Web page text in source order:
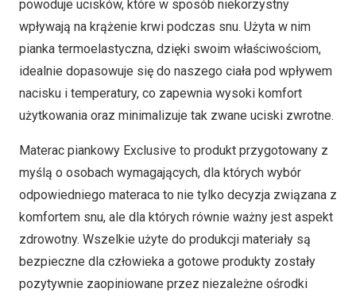
powoduje ucisków, które w sposób niekorzystny
wpływają na krążenie krwi podczas snu. Użyta w nim
pianka termoelastyczna, dzięki swoim właściwościom,
idealnie dopasowuje się do naszego ciała pod wpływem
nacisku i temperatury, co zapewnia wysoki komfort
użytkowania oraz minimalizuje tak zwane uciski zwrotne.
Materac piankowy Exclusive to produkt przygotowany z
myślą o osobach wymagających, dla których wybór
odpowiedniego materaca to nie tylko decyzja związana z
komfortem snu, ale dla których równie ważny jest aspekt
zdrowotny. Wszelkie użyte do produkcji materiały są
bezpieczne dla człowieka a gotowe produkty zostały
pozytywnie zaopiniowane przez niezależne ośrodki